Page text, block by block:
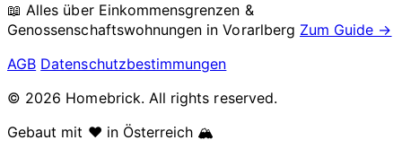
📖 Alles über Einkommensgrenzen &
Genossenschaftswohnungen inVorarlberg Zum Guide →
AGB Datenschutzbestimmungen
© 2026 Homebrick. All rights reserved.
Gebaut mit ❤️ in Österreich 🏔️